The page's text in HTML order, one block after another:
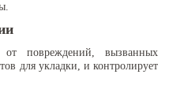
повреждений, вызванных
для укладки, и контролирует